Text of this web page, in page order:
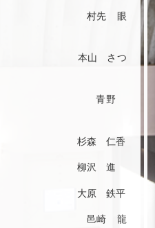
先 眼
達 本山 さつ
ード 青野
杉森 仁香
柳沢 進
原 鉄平
崎 龍